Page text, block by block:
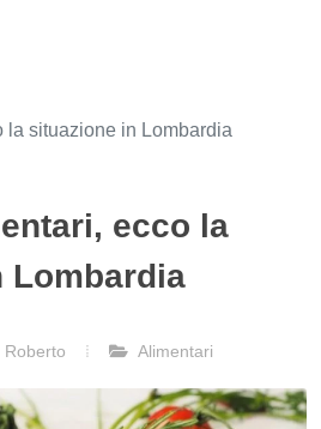
la situazione in Lombardia
ecco la
Lombardia
Roberto Alimentari